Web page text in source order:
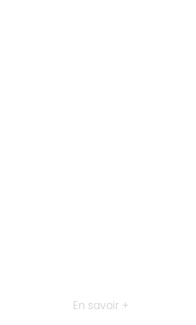
En savoir +